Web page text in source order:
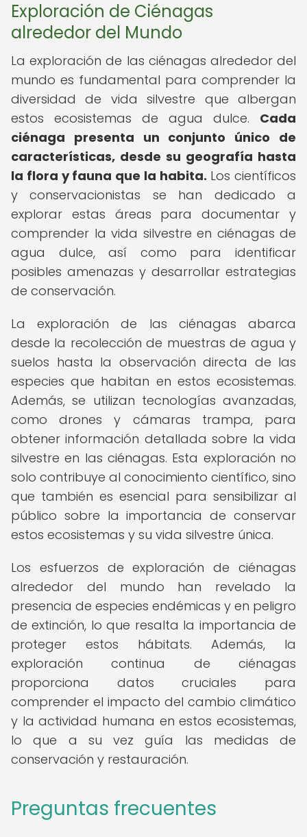
Exploración de Ciénagas
alrededor del Mundo
La exploración de las ciénagas alrededor del
mundo es fundamental para comprender la
diversidad de vida silvestre que albergan
estos ecosistemas de agua dulce. Cada
ciénaga presenta un conjunto único de
características, desde su geografía hasta
la flora y fauna que la habita. Los científicos
y conservacionistas se han dedicado a
explorar estas áreas para documentar y
comprender la vida silvestre en ciénagas de
agua dulce, así como para identificar
posibles amenazas y desarrollar estrategias
de conservación.
La exploración de las ciénagas abarca
desde la recolección de muestras de agua y
suelos hasta la observación directa de las
especies que habitan en estos ecosistemas.
Además, se utilizan tecnologías avanzadas,
como drones y cámaras trampa, para
obtener información detallada sobre la vida
silvestre en las ciénagas. Esta exploración no
solo contribuye al conocimiento científico, sino
que también es esencial para sensibilizar al
público sobre la importancia de conservar
estos ecosistemas y su vida silvestre única.
Los esfuerzos de exploración de ciénagas
alrededor del mundo han revelado la
presencia de especies endémicas y en peligro
de extinción, lo que resalta la importancia de
proteger estos hábitats. Además, la
exploración continua de ciénagas
proporciona datos cruciales para
comprender el impacto del cambio climático
y la actividad humana en estos ecosistemas,
lo que a su vez guía las medidas de
conservación y restauración.
Preguntas frecuentes